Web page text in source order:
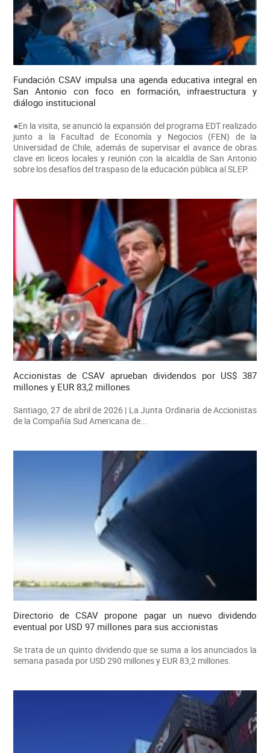
Fundación CSAV impulsa una agenda educativa integral en
San Antonio con foco en formación, infraestructura y
diálogo institucional
●En la visita, se anunció la expansión del programa EDT realizado
junto a la Facultad de Economía y Negocios (FEN) de la
Universidad de Chile, además de supervisar el avance de obras
clave en liceos locales y reunión con la alcaldía de San Antonio
sobre los desafíos del traspaso de la educación pública al SLEP.
Accionistas de CSAV aprueban dividendos por US$ 387
millones y EUR 83,2 millones
Santiago, 27 de abril de 2026 | La Junta Ordinaria de Accionistas
de la Compañía Sud Americana de...
Directorio de CSAV propone pagar un nuevo dividendo
eventual por USD 97 millones para sus accionistas
Se trata de un quinto dividendo que se suma a los anunciados la
semana pasada por USD 290 millones y EUR 83,2 millones.